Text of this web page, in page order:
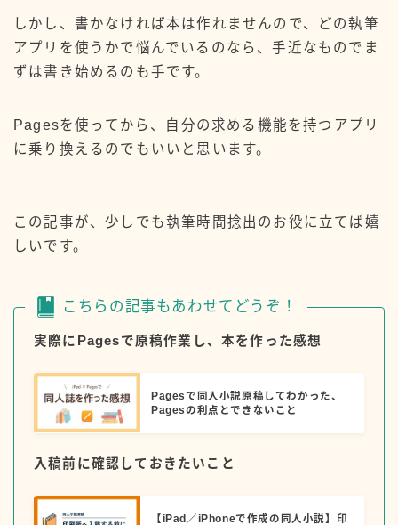
しかし、書かなければ本は作れませんので、どの執筆
アプリを使うかで悩んでいるのなら、手近なものでま
ずは書き始めるのも手です。
Pagesを使ってから、自分の求める機能を持つアプリ
に乗り換えるのでもいいと思います。
この記事が、少しでも執筆時間捻出のお役に立てば嬉
しいです。
こちらの記事もあわせてどうぞ！
実際にPagesで原稿作業し、本を作った感想
Pagesで同人小説原稿してわかった、
Pagesの利点とできないこと
入稿前に確認しておきたいこと
【iPad／iPhoneで作成の同人小説】印